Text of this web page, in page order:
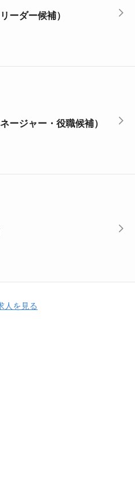
ーダー候補）
ージャー・役職候補）
人を見る